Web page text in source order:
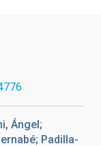
Ángel;
Padilla-